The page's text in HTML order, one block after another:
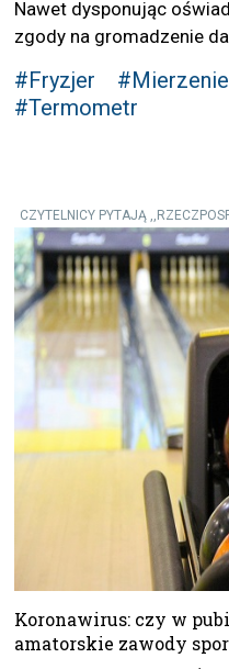
Nawet dysponując
zgody na gromadzenie
#Fryzjer #Mierzenie
#Termometr
CZYTELNICY PYTAJĄ
Koronawirus: czy w
amatorskie zawody